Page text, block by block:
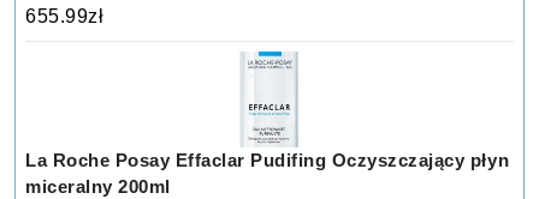
655.99zł
La Roche Posay Effaclar Pudifing Oczyszczający płyn
miceralny 200ml